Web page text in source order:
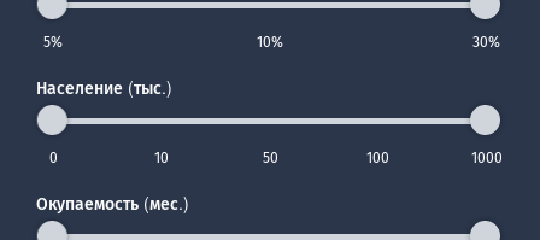
5% 10% 30%
Население (тыс.)
0 10 50 100 1000
Окупаемость (мес.)